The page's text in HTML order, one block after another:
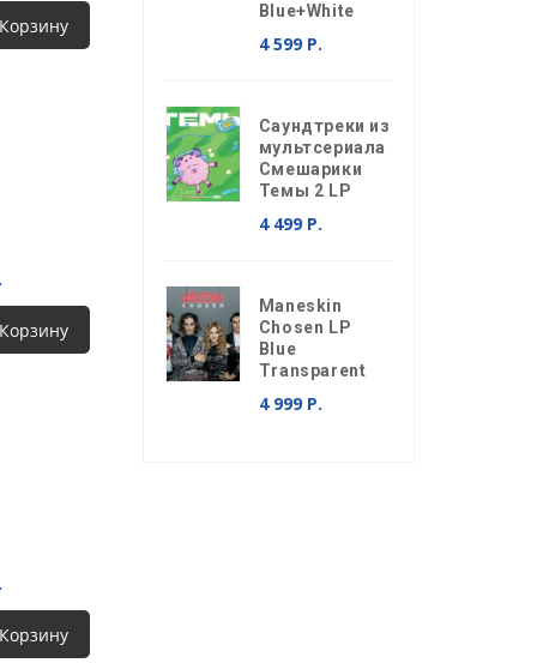
Blue+White
4 599 Р.
Саундтреки из
мультсериала
Смешарики
Темы 2 LP
4 499 Р.
Maneskin
Chosen LP
Blue
Transparent
4 999 Р.